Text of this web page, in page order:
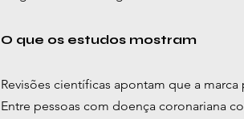
O que os estudos mostram
Revisões científicas apontam que a
Entre pessoas com doença coronariana